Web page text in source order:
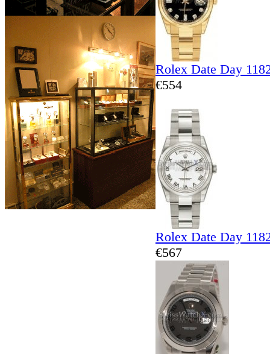
Rolex Date Day
€554
Rolex Date Day
€567